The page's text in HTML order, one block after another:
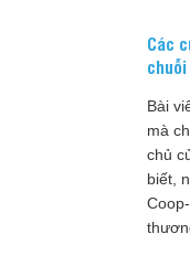
Các
Bài
mà
chủ
biết,